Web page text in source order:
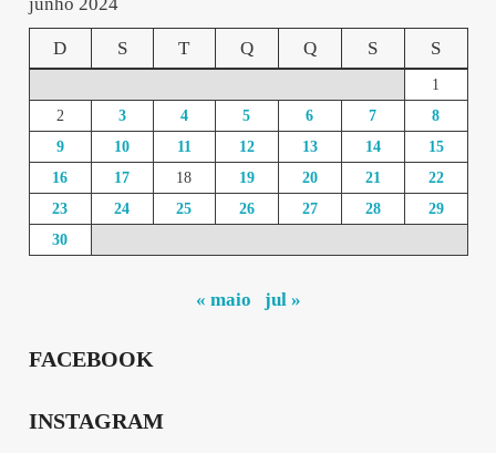
D S T Q Q S S
1
2
3 4 5 6 7
8
9
10 11 12 13 14
15
16
17 18 19 20 21
22
23
24 25 26 27 28
29
30
« maio jul »
FACEBOOK
INSTAGRAM